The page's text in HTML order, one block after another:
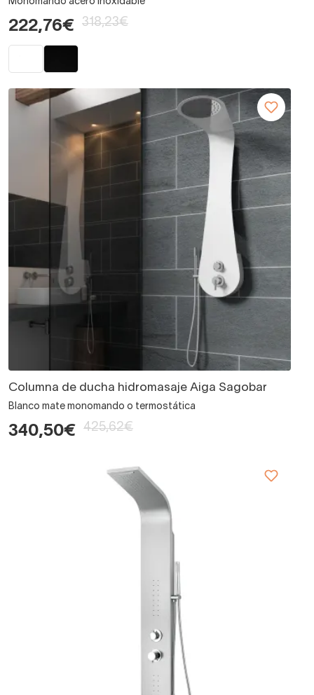
222,76€ 318,23€
Columna de ducha hidromasaje Aiga Sagobar
Blanco mate monomando o termostática
340,50€ 425,62€